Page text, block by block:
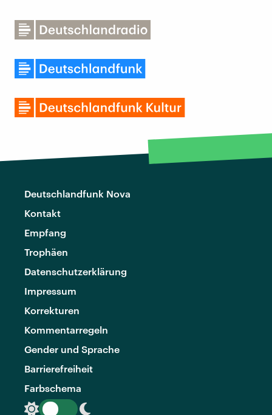
Deutschlandfunk Nova
Kontakt
Empfang
Trophäen
Datenschutzerklärung
Impressum
Korrekturen
Kommentarregeln
Gender und Sprache
Barrierefreiheit
Farbschema